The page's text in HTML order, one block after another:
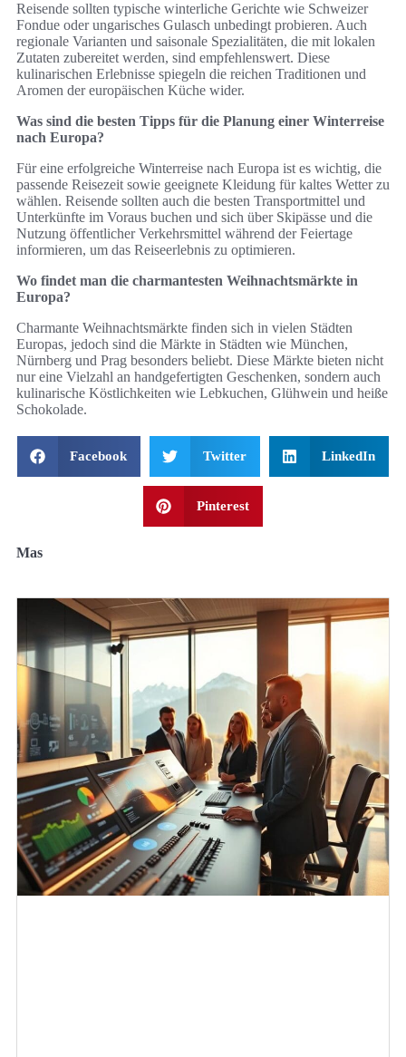
Reisende sollten typische winterliche Gerichte wie Schweizer
Fondue oder ungarisches Gulasch unbedingt probieren. Auch
regionale Varianten und saisonale Spezialitäten, die mit lokalen
Zutaten zubereitet werden, sind empfehlenswert. Diese
kulinarischen Erlebnisse spiegeln die reichen Traditionen und
Aromen der europäischen Küche wider.
Was sind die besten Tipps für die Planung einer Winterreise
nach Europa?
Für eine erfolgreiche Winterreise nach Europa ist es wichtig, die
passende Reisezeit sowie geeignete Kleidung für kaltes Wetter zu
wählen. Reisende sollten auch die besten Transportmittel und
Unterkünfte im Voraus buchen und sich über Skipässe und die
Nutzung öffentlicher Verkehrsmittel während der Feiertage
informieren, um das Reiseerlebnis zu optimieren.
Wo findet man die charmantesten Weihnachtsmärkte in
Europa?
Charmante Weihnachtsmärkte finden sich in vielen Städten
Europas, jedoch sind die Märkte in Städten wie München,
Nürnberg und Prag besonders beliebt. Diese Märkte bieten nicht
nur eine Vielzahl an handgefertigten Geschenken, sondern auch
kulinarische Köstlichkeiten wie Lebkuchen, Glühwein und heiße
Schokolade.
Facebook Twitter LinkedIn
Pinterest
Mas